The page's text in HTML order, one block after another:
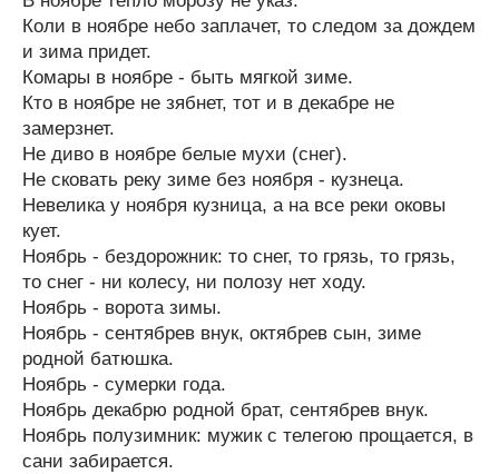
Коли в ноябре небо заплачет, то следом за дождем
и зима придет.
Комары в ноябре - быть мягкой зиме.
Кто в ноябре не зябнет, тот и в декабре не
замерзнет.
Не диво в ноябре белые мухи (снег).
Не сковать реку зиме без ноября - кузнеца.
Невелика у ноября кузница, а на все реки оковы
кует.
Ноябрь - бездорожник: то снег, то грязь, то грязь,
то снег - ни колесу, ни полозу нет ходу.
Ноябрь - ворота зимы.
Ноябрь - сентябрев внук, октябрев сын, зиме
родной батюшка.
Ноябрь - сумерки года.
Ноябрь декабрю родной брат, сентябрев внук.
Ноябрь полузимник: мужик с телегою прощается, в
сани забирается.